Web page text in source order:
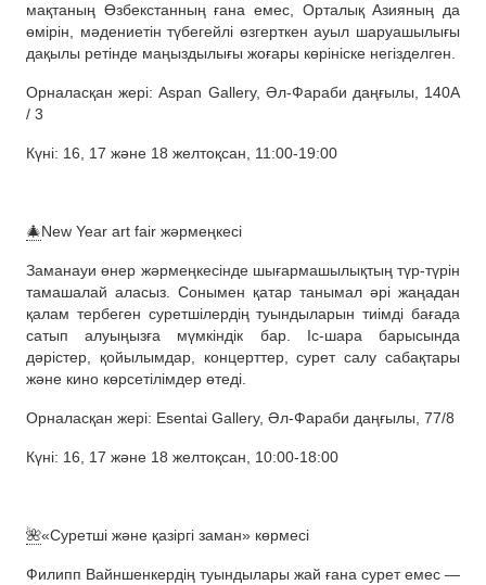
мақтаның Өзбекстанның ғана емес, Орталық Азияның да
өмірін, мәдениетін түбегейлі өзгерткен ауыл шаруашылығы
дақылы ретінде маңыздылығы жоғары көрініске негізделген.
Орналасқан жері: Aspan Gallery, Әл-Фараби даңғылы, 140А
/ 3
Күні: 16, 17 және 18 желтоқсан, 11:00-19:00
🎄New Year art fair жәрмеңкесі
Заманауи өнер жәрмеңкесінде шығармашылықтың түр-түрін
тамашалай аласыз. Сонымен қатар танымал әрі жаңадан
қалам тербеген суретшілердің туындыларын тиімді бағада
сатып алуыңызға мүмкіндік бар. Іс-шара барысында
дәрістер, қойылымдар, концерттер, сурет салу сабақтары
және кино көрсетілімдер өтеді.
Орналасқан жері: Esentai Gallery, Әл-Фараби даңғылы, 77/8
Күні: 16, 17 және 18 желтоқсан, 10:00-18:00
🌺«Суретші және қазіргі заман» көрмесі
Филипп Вайншенкердің туындылары жай ғана сурет емес —